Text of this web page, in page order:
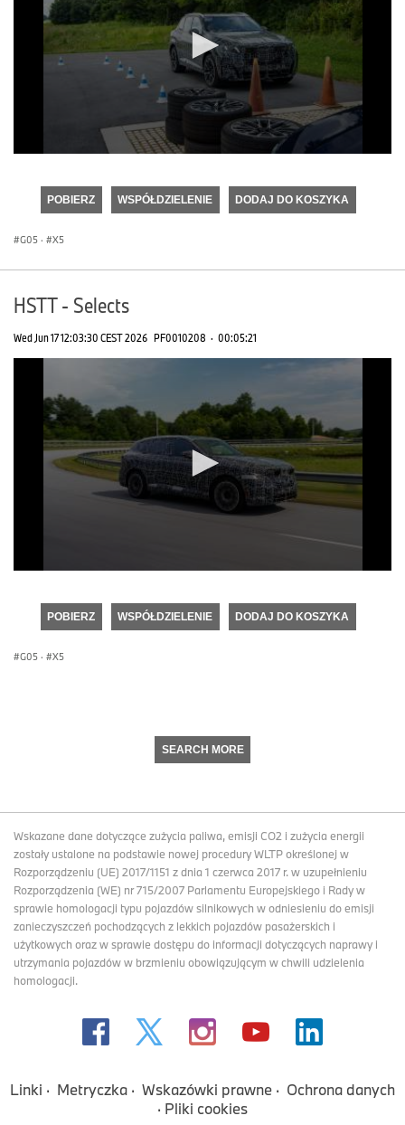
seconds
POBIERZ WSPÓŁDZIELENIE DODAJ DO KOSZYKA
G05 · X5
HSTT - Selects
Wed Jun 17 12:03:30 CEST 2026 PF0010208 · 00:05:21
seconds
POBIERZ WSPÓŁDZIELENIE DODAJ DO KOSZYKA
G05 · X5
SEARCH MORE
Wskazane dane dotyczące zużycia paliwa, emisji CO2 i zużycia energii
zostały ustalone na podstawie nowej procedury WLTP określonej w
Rozporządzeniu (UE) 2017/1151 z dnia 1 czerwca 2017 r. w uzupełnieniu
Rozporządzenia (WE) nr 715/2007 Parlamentu Europejskiego i Rady w
sprawie homologacji typu pojazdów silnikowych w odniesieniu do emisji
zanieczyszczeń pochodzących z lekkich pojazdów pasażerskich i
użytkowych oraz w sprawie dostępu do informacji dotyczących naprawy i
utrzymania pojazdów w brzmieniu obowiązującym w chwili udzielenia
homologacji.
Linki Metryczka Wskazówki prawne
Ochrona danych
Pliki cookies